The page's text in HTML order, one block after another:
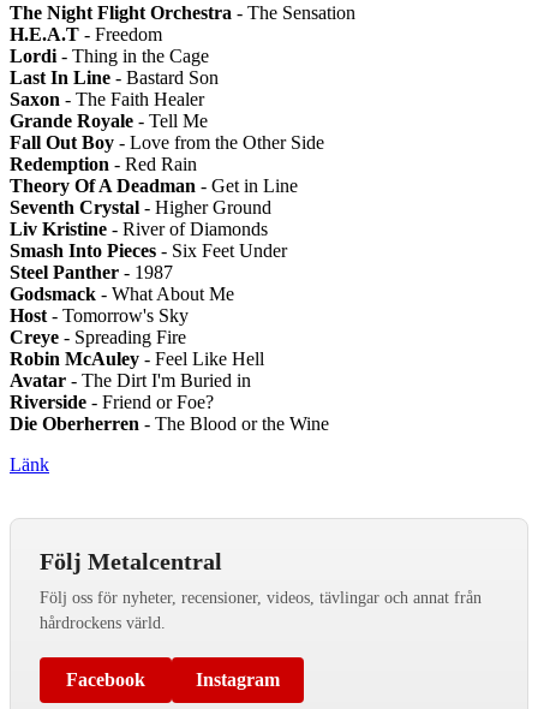
The Night Flight Orchestra - The Sensation
H.E.A.T - Freedom
Lordi - Thing in the Cage
Last In Line - Bastard Son
Saxon - The Faith Healer
Grande Royale - Tell Me
Fall Out Boy - Love from the Other Side
Redemption - Red Rain
Theory Of A Deadman - Get in Line
Seventh Crystal - Higher Ground
Liv Kristine - River of Diamonds
Smash Into Pieces - Six Feet Under
Steel Panther - 1987
Godsmack - What About Me
Host - Tomorrow's Sky
Creye - Spreading Fire
Robin McAuley - Feel Like Hell
Avatar - The Dirt I'm Buried in
Riverside - Friend or Foe?
Die Oberherren - The Blood or the Wine
Länk
Följ Metalcentral
Följ oss för nyheter, recensioner, videos, tävlingar och annat från
hårdrockens värld.
Facebook Instagram